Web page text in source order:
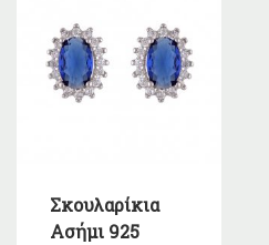
Σκουλαρίκια
Ασήμι 925